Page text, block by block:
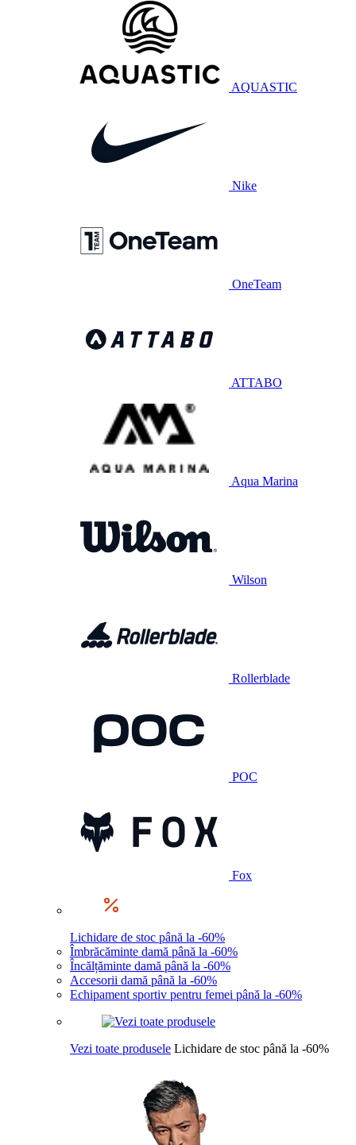
AQUASTIC
Nike
OneTeam
ATTABO
Aqua Marina
Wilson
Rollerblade
POC
Fox
Lichidare de stoc până la -60%
Îmbrăcăminte damă până la -60%
Încălțăminte damă până la -60%
Accesorii damă până la -60%
Echipament sportiv pentru femei până la -60%
Vezi toate produsele Lichidare de stoc până la -60%